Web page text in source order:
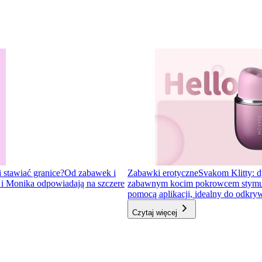
granice?Od zabawek i
Monika odpowiadają na szczere
Zabawki erotyczneSvakom Klitty:
zabawnym kocim pokrowcem
pomocą aplikacji, idealny do
Czytaj więcej